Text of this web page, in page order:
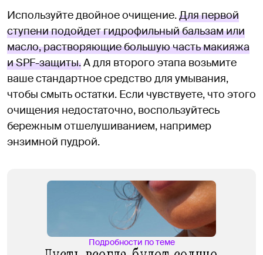
Используйте двойное очищение.Для первой
ступени подойдет гидрофильный бальзам или
масло, растворяющие большую часть макияжа
и SPF-защиты.А для второго этапа возьмите
ваше стандартное средство для умывания,
чтобы смыть остатки. Если чувствуете, что этого
очищения недостаточно, воспользуйтесь
бережным отшелушиванием, например
энзимной пудрой.
Подробности по теме